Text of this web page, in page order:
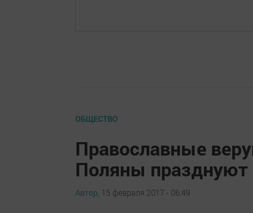
ОБЩЕСТВО
Православные
Поляны празднуют
Автор, 15 февраля 2017 - 06:49